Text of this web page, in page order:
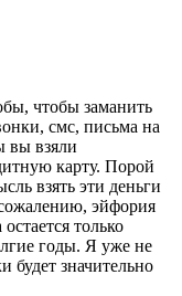
чтобы заманить
смс, письма на
вы взяли
карту. Порой
взять эти деньги
эйфория
только
годы. Я уже не
будет значительно